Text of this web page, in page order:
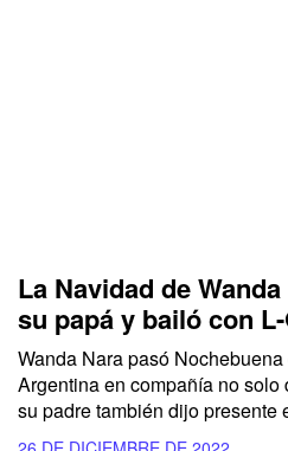
La Navidad de
su papá y bailó con
Wanda Nara pasó
Argentina en compañía no solo
su padre también dijo presente